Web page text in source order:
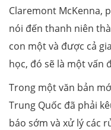
Claremont McKenna,
nói đến thanh niên
con một và được cả
học, đó sẽ là một vấn
Trong một văn bản
Trung Quốc đã phải
báo sớm và xử lý các